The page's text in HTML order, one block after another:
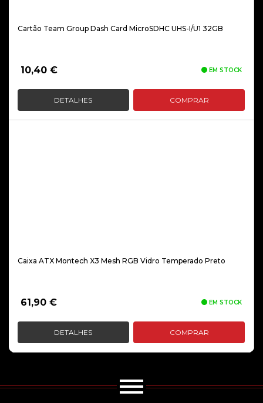
Cartão Team Group Dash Card MicroSDHC UHS-I/U1 32GB
10,40 € EM STOCK
DETALHES COMPRAR
Caixa ATX Montech X3 Mesh RGB Vidro Temperado Preto
61,90 € EM STOCK
DETALHES COMPRAR